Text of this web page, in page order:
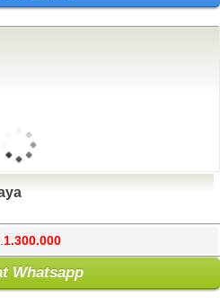
1.300.000
Whatsapp